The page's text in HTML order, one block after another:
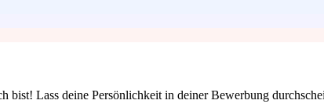
Lass deine Persönlichkeit in deiner Bewerbung